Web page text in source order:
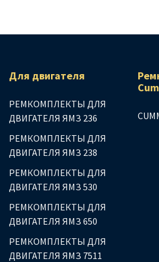
Для двигателя
РЕМКОМПЛЕКТЫ ДЛЯ
ДВИГАТЕЛЯ ЯМЗ 236
РЕМКОМПЛЕКТЫ ДЛЯ
ДВИГАТЕЛЯ ЯМЗ 238
РЕМКОМПЛЕКТЫ ДЛЯ
ДВИГАТЕЛЯ ЯМЗ 530
РЕМКОМПЛЕКТЫ ДЛЯ
ДВИГАТЕЛЯ ЯМЗ 650
РЕМКОМПЛЕКТЫ ДЛЯ
ДВИГАТЕЛЯ ЯМЗ 7511